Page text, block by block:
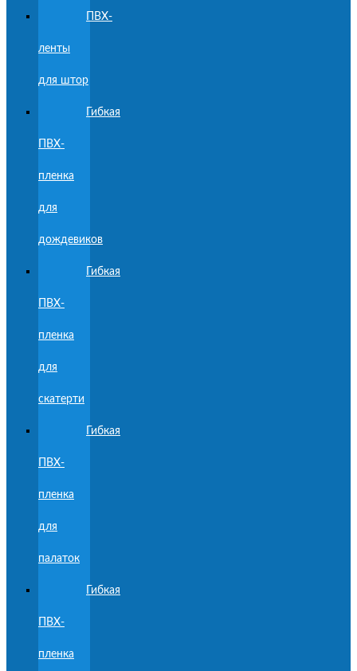
ПВХ-
ленты
для штор
Гибкая
ПВХ-
пленка
для
дождевиков
Гибкая
ПВХ-
пленка
для
скатерти
Гибкая
ПВХ-
пленка
для
палаток
Гибкая
ПВХ-
пленка